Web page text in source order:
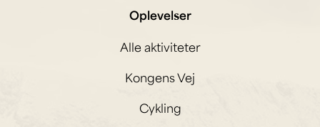
Oplevelser
Alle aktiviteter
Kongens Vej
Cykling